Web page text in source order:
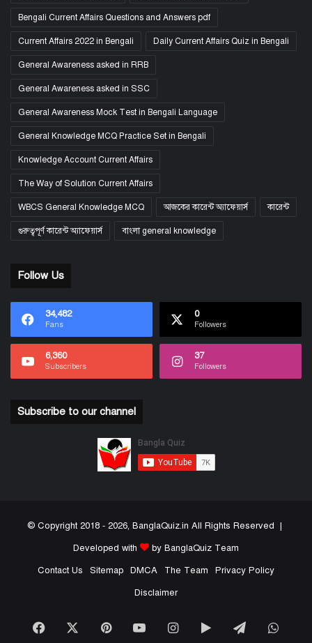
Bengali Current Affairs Questions and Answers pdf
Current Affairs 2022 in Bengali Daily Current Affairs Quiz in Bengali
General Awareness asked in RRB
General Awareness asked in SSC
General Awareness Mock Test in Bengali Language
General Knowledge MCQ Practice Set in Bengali
Knowledge Account Current Affairs
The Way of Solution Current Affairs
WBCS General Knowledge MCQ আজকের কারেন্ট অ্যাফেয়ার্স কারেন্ট
গুরুত্বপূর্ণ কারেন্ট অ্যাফেয়ার্স বাংলা general knowledge
Follow Us
34,482
Fans
0
Followers
6,360
Subscribers
37
Followers
Subscribe to our channel
© Copyright 2018 - 2026, BanglaQuiz.in All Rights Reserved |
Developed with
by BanglaQuiz Team
Contact Us
Sitemap DMCA The Team
Privacy Policy
Disclaimer
Facebook PinterestYouTubeInstagram
GoogleTelegram